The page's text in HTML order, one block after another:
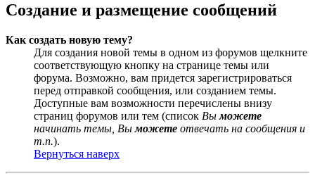
Создание и размещение сообщений
Как создать новую тему?
Для создания новой темы в одном из форумов щелкните
соответствующую кнопку на странице темы или
форума. Возможно, вам придется зарегистрироваться
перед отправкой сообщения, или созданием темы.
Доступные вам возможности перечислены внизу
страниц форумов или тем (список Выможете
начинать темы, Выможете отвечать на сообщения и
т.п.).
Вернуться наверх